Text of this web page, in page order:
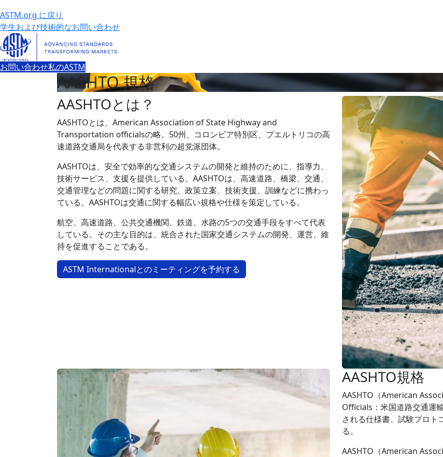
ASTM.org に戻り
学生および技術的なお問い合わせ
お問い合わせ私のASTM
AASHTO 規格
AASHTOとは？
AASHTOとは、American Association of State Highway and
Transportation officialsの略。50州、コロンビア特別区、プエルトリコの高
速道路交通局を代表する非営利の超党派団体。
AASHTOは、安全で効率的な交通システムの開発と維持のために、指導力、
技術サービス、支援を提供している。AASHTOは、高速道路、橋梁、交通、
交通管理などの問題に関する研究、政策立案、技術支援、訓練などに携わっ
ている。AASHTOは交通に関する幅広い規格や仕様を策定している。
航空、高速道路、公共交通機関、鉄道、水路の5つの交通手段をすべて代表
している。その主な目的は、統合された国家交通システムの開発、運営、維
持を促進することである。
ASTM Internationalとのミーティングを予約する
AASHTO規格
AASHTO（American
Officials：米国道路交通運
される仕様書、試験プロト
る。
AASHTO（American